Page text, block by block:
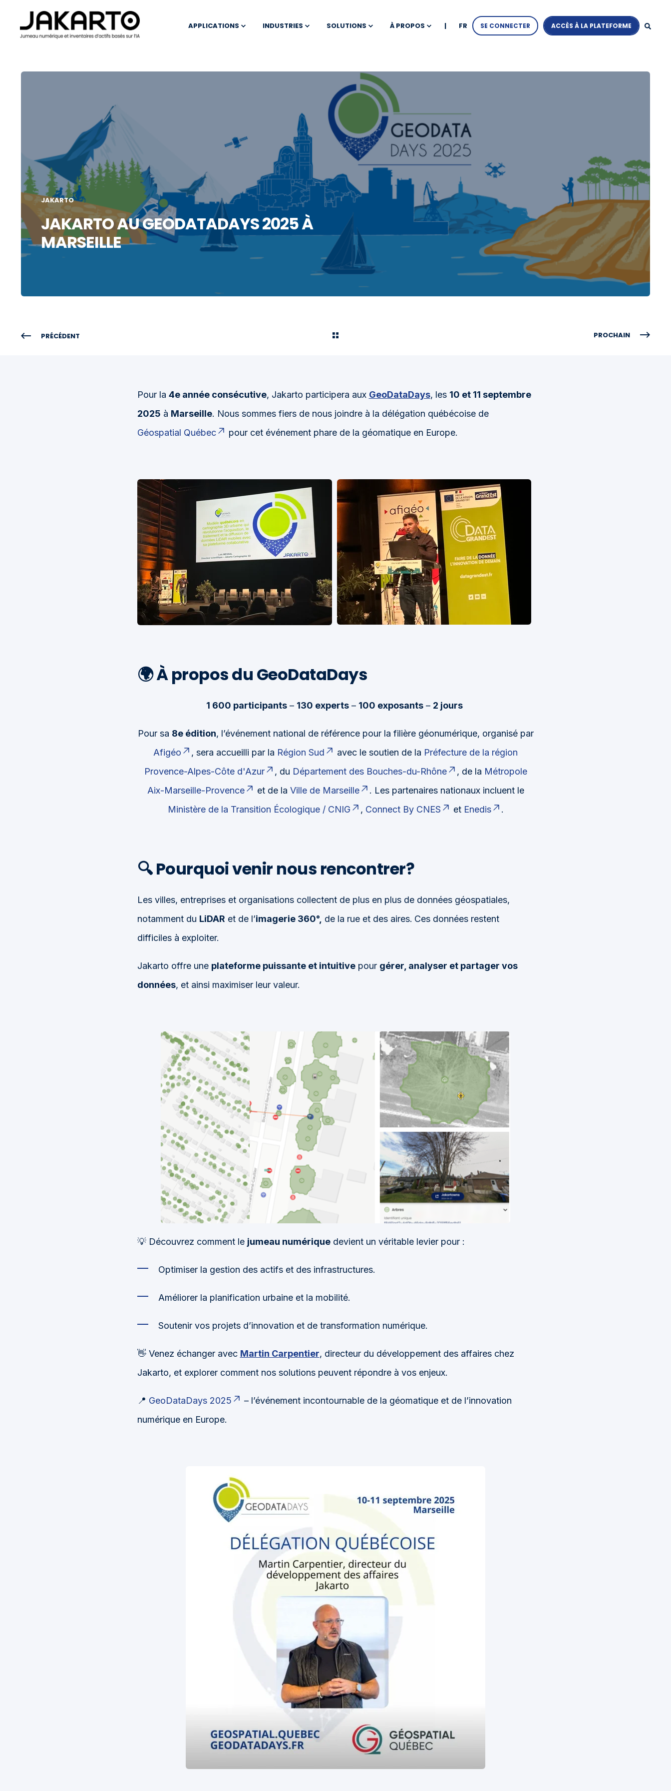
APPLICATIONS INDUSTRIES SOLUTIONS À PROPOS FR SE CONNECTER ACCÈS À LA PLATEFORME
JAKARTO
JAKARTO AU GEODATADAYS 2025 À
MARSEILLE
PRÉCÉDENT PROCHAIN
Pour la 4e année consécutive, Jakarto participera aux GeoDataDays, les 10 et 11 septembre
2025 à Marseille. Nous sommes fiers de nous joindre à la délégation québécoise de
Géospatial Québec
pour cet événement phare de la géomatique en Europe.
🌍À propos du GeoDataDays
1 600 participants– 130 experts– 100 exposants– 2 jours
Pour sa 8e édition, l’événement national de référence pour la filière géonumérique, organisé par
Afigéo
, sera accueilli par la Région Sud avec le soutien de la Préfecture de la région
Provence-Alpes-Côte d'Azur
, du Département des Bouches-du-Rhône , de la Métropole
Aix-Marseille-Provence
et de la Ville de Marseille
. Les partenaires nationaux incluent le
Ministère de la Transition Écologique / CNIG
, Connect By CNES et Enedis .
🔍Pourquoi venir nous rencontrer?
Les villes, entreprises et organisations collectent de plus en plus de données géospatiales,
notamment du LiDAR et de l’imagerie 360°, de la rue et des aires. Ces données restent
difficiles à exploiter.
Jakarto offre une plateforme puissante et intuitivepour gérer, analyser et partager vos
données, et ainsi maximiser leur valeur.
💡 Découvrez comment le jumeau numériquedevient un véritable levier pour :
Optimiser la gestion des actifs et des infrastructures.
Améliorer la planification urbaine et la mobilité.
Soutenir vos projets d’innovation et de transformation numérique.
👋 Venez échanger avec Martin Carpentier, directeur du développement des affaires chez
Jakarto, et explorer comment nos solutions peuvent répondre à vos enjeux.
📍 GeoDataDays 2025
– l’événement incontournable de la géomatique et de l’innovation
numérique en Europe.